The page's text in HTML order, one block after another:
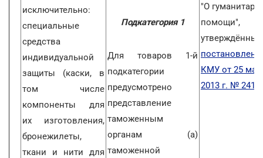
исключительно:
специальные
средства
индивидуальной
защиты (каски, в
том числе
компоненты для
их изготовления,
бронежилеты,
ткани и нити для
Подкатегория 1
Для товаров 1-й
подкатегории
предусмотрено
представление
таможенным
органам (а)
таможенной
"О
помощи",
утверждённый
КМУ от 25
2013 г. № 241